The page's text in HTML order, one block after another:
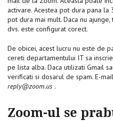
activare. Acestea pot dura pana
pot dura mai mult. Daca nu
dvs. este configurat corect.
De obicei, acest lucru nu este de
cereti departamentului IT sa
pe lista alba. Daca utilizati Gmail
verificati si dosarul de spam. E-
reply@zoom.us .
Zoom-ul se